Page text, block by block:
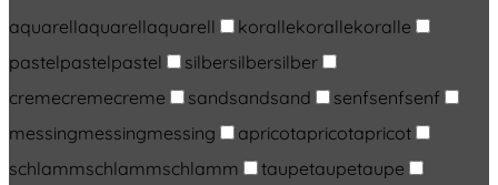
aquarellaquarellaquarell korallekorallekoralle
pastelpastelpastel silbersilbersilber
cremecremecreme sandsandsand senfsenfsenf
messingmessingmessing apricotapricotapricot
schlammschlammschlamm taupetaupetaupe